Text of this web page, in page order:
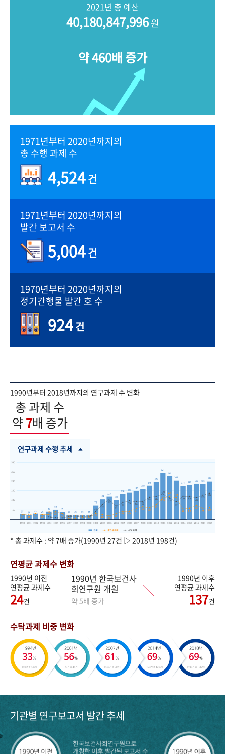
2021년 총 예산
40,180,847,996원
약 460배 증가
1971년부터 2020년까지의
총 수행 과제 수
4,524건
1971년부터 2020년까지의
발간 보고서 수
5,004건
1970년부터 2020년까지의
정기간행물 발간 호 수
924건
1990년부터 2018년까지의 연구과제 수 변화
총 과제 수
약7배 증가
연구과제 수행 추세
* 총 과제수 : 약 7배 증가(1990년 27건 ▷ 2018년 198건)
연평균 과제수 변화
1990년 이전
연평균 과제수
24건
1990년 한국보건사
회연구원 개원
약 5배 증가
1990년 이후
연평균 과제수
137건
수탁과제 비중 변화
기관별 연구보고서 발간 추세